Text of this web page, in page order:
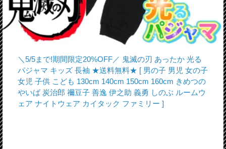
＼5/5まで!期間限定20%OFF／ 鬼滅の刃 あったか 光る
パジャマ キッズ 長袖 ★送料無料★ [ 男の子 男児 女の子
女児 子供 こども 130cm 140cm 150cm 160cm きめつの
やいば 炭治郎 禰豆子 善逸 伊之助 義勇 しのぶ ルームウ
ェア ナイトウェア カイタック ファミリー ]